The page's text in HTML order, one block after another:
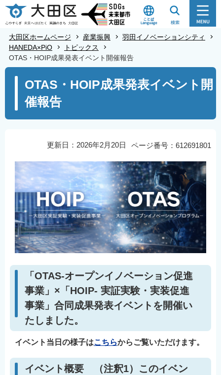
こ
の
の
大田区ホームページ 産業振興
羽田イノベーションシティ
HANEDA×PiO
トピックス
OTAS・HOIP成果発表イベント開催報告
OTAS・HOIP成果発表イベント開
催報告
ページ番号：612691801
更新日：2026年2月20日
「OTAS‐オープンイノベーション促進
事業」×「HOIP- 実証実験・実装促進
事業」合同成果発表イベントを開催い
たしました。
イベント当日の様子はこちらからご覧いただけます。
イベント概要 （注釈1）このイベン